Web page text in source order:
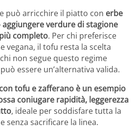
può arricchire il piatto con erbe
verdure di stagione
completo. Per chi preferisce
vegana, il tofu resta la scelta
non segue questo regime
essere un’alternativa valida.
tofu e zafferano è un esempio
coniugare rapidità, leggerezza
, ideale per soddisfare tutta la
senza sacrificare la linea.